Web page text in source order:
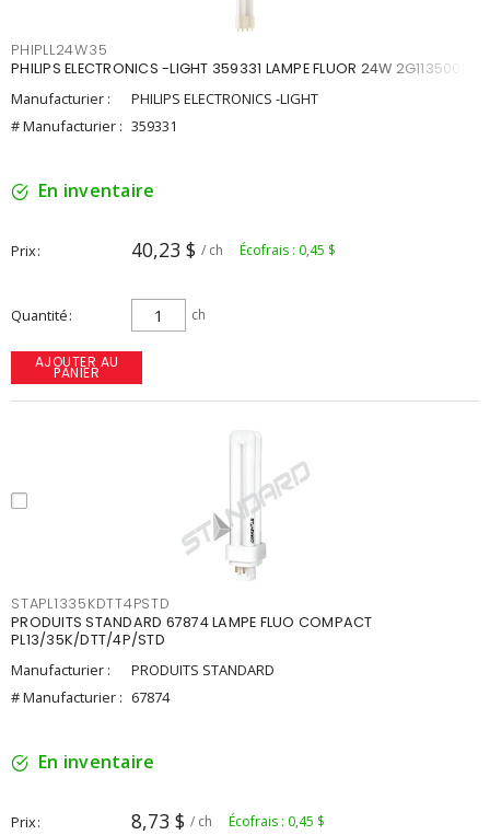
PHIPLL24W35
PHILIPS ELECTRONICS -LIGHT 359331 LAMPE FLUOR 24W 2G113500K
Manufacturier :
PHILIPS ELECTRONICS -LIGHT
# Manufacturier : 359331
En inventaire
Prix 40,23 $ / ch Écofrais : 0,45 $
Quantité ch
AJOUTER AU
PANIER
STAPL1335KDTT4PSTD
PRODUITS STANDARD 67874 LAMPE FLUO COMPACT
PL13/35K/DTT/4P/STD
Manufacturier :
PRODUITS STANDARD
# Manufacturier : 67874
En inventaire
Prix 8,73 $ / ch Écofrais : 0,45 $